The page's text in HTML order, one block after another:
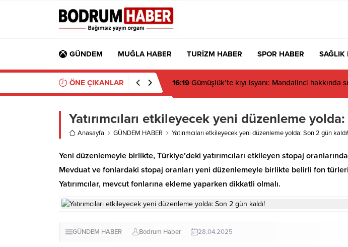
GÜNDEM MUĞLA HABER TURİZM HABER SPOR HABER SAĞLIK
ÖNE ÇIKANLAR 15:45 Bülent Eczacıbaşı Fen Lisesi’nde 4 yıl geçti,
Yatırımcıları etkileyecek yeni düzenleme
Anasayfa GÜNDEM HABER Yatırımcıları etkileyecek yeni düzenleme yolda: Son 2 gün kaldı!
Yeni düzenlemeyle birlikte, Türkiye’deki yatırımcıları etkileyen stopaj
Mevduat ve fonlardaki stopaj oranları yeni düzenlemeyle birlikte belirli fon
Yatırımcılar, mevcut fonlarına ekleme yaparken dikkatli olmalı.
GÜNDEM HABER Bodrum Haber 28.04.2025